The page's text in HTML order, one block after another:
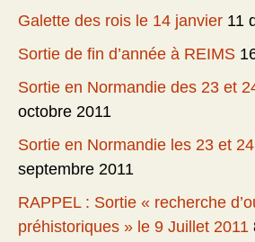
Galette des rois le 14 janvier 11
Sortie de fin d’année à REIMS
Sortie en Normandie des 23 et
octobre 2011
Sortie en Normandie les 23 et
septembre 2011
RAPPEL : Sortie « recherche
préhistoriques » le 9 Juillet 2011